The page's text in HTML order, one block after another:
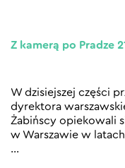
Z kamerą po Pradze
W dzisiejszej części
dyrektora
Żabińscy opiekowali
w Warszawie w latach
…